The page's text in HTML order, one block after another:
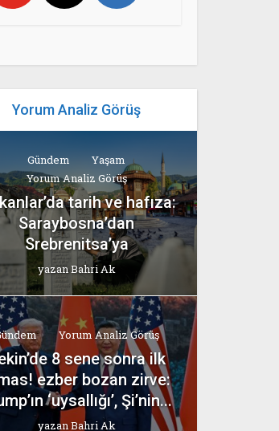
Yorum Analiz Görüş
Gündem
Yaşam
Yorum Analiz Görüş
tarih ve hafıza:
Saraybosna’dan
Srebrenitsa’ya
yazanBahri Ak
Yorum Analiz Görüş
8 sene sonra ilk
ezber bozan zirve:
‘uysallığı’, Şi’nin...
yazanBahri Ak